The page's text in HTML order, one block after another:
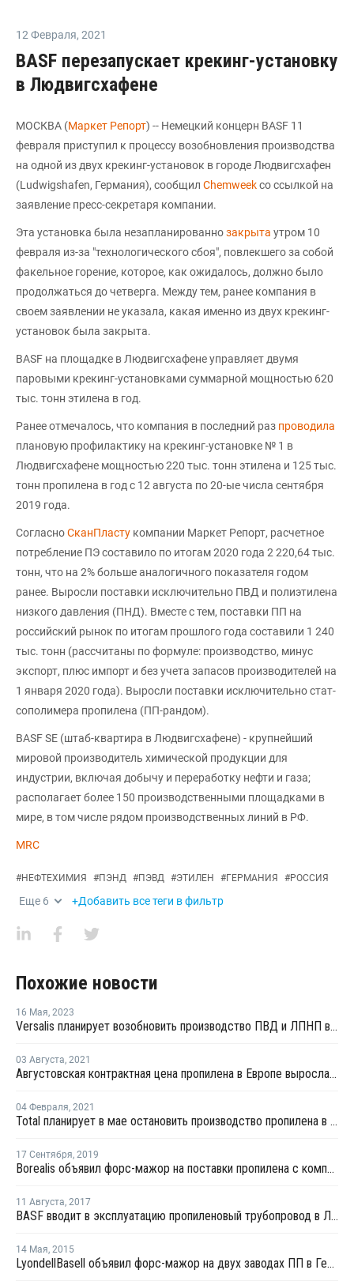
12 Февраля, 2021
BASF перезапускает крекинг-установку
в Людвигсхафене
МОСКВА (Маркет Репорт) -- Немецкий концерн BASF 11
февраля приступил к процессу возобновления производства
на одной из двух крекинг-установок в городе Людвигсхафен
(Ludwigshafen, Германия), сообщил Chemweekсо ссылкой на
заявление пресс-секретаря компании.
Эта установка была незапланированнозакрыта утром 10
февраля из-за "технологического сбоя", повлекшего за собой
факельное горение, которое, как ожидалось, должно было
продолжаться до четверга. Между тем, ранее компания в
своем заявлении не указала, какая именно из двух крекинг-
установок была закрыта.
BASF на площадке в Людвигсхафене управляет двумя
паровыми крекинг-установками суммарной мощностью 620
тыс. тонн этилена в год.
Ранее отмечалось, что компания в последний раз проводила
плановую профилактику на крекинг-установке № 1 в
Людвигсхафене мощностью 220 тыс. тонн этилена и 125 тыс.
тонн пропилена в год с 12 августа по 20-ые числа сентября
2019 года.
СогласноСканПласту компании Маркет Репорт, расчетное
потребление ПЭ составило по итогам 2020 года 2 220,64 тыс.
тонн, что на 2% больше аналогичного показателя годом
ранее. Выросли поставки исключительно ПВД и полиэтилена
низкого давления (ПНД). Вместе с тем, поставки ПП на
российский рынок по итогам прошлого года составили 1 240
тыс. тонн (рассчитаны по формуле: производство, минус
экспорт, плюс импорт и без учета запасов производителей на
1 января 2020 года). Выросли поставки исключительно стат-
сополимера пропилена (ПП-рандом).
BASF SE (штаб-квартира в Людвигсхафене) - крупнейший
мировой производитель химической продукции для
индустрии, включая добычу и переработку нефти и газа;
располагает более 150 производственными площадками в
мире, в том числе рядом производственных линий в РФ.
MRC
#НЕФТЕХИМИЯ #ПЭНД #ПЭВД #ЭТИЛЕН #ГЕРМАНИЯ #РОССИЯ
Еще 6 +Добавить все теги в фильтр
Похожие новости
16 Мая, 2023
Versalis планирует возобновить производство ПВД и ЛПНП в Дюнкерке
03 Августа, 2021
Августовская контрактная цена пропилена в Европе выросла на EUR58 за тонну
04 Февраля, 2021
Total планирует в мае остановить производство пропилена в Германии
17 Сентября, 2019
Borealis объявил форс-мажор на поставки пропилена с комплекса в Бельгии
11 Августа, 2017
BASF вводит в эксплуатацию пропиленовый трубопровод в Людвигсхафене после ремонта
14 Мая, 2015
LyondellBasell объявил форс-мажор на двух заводах ПП в Германии